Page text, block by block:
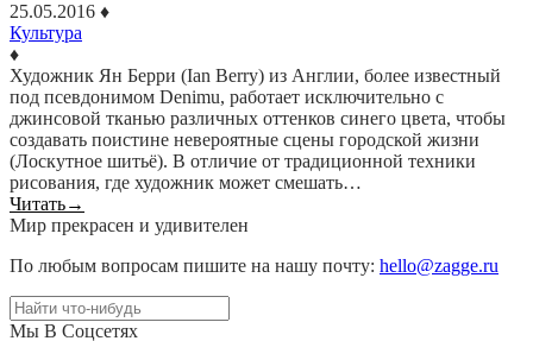
25.05.2016 ♦
Культура
♦
Художник Ян Берри (Ian Berry) из Англии, более известный
под псевдонимом Denimu, работает исключительно с
джинсовой тканью различных оттенков синего цвета, чтобы
создавать поистине невероятные сцены городской жизни
(Лоскутное шитьё). В отличие от традиционной техники
рисования, где художник может смешать…
Читать→
Мир прекрасен и удивителен
По любым вопросам пишите на нашу почту: hello@zagge.ru
Мы В Соцсетях